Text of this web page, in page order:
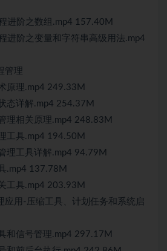
进阶之数组.mp4 157.40M
进阶之变量和字符串高级用法.mp4
管理
原理.mp4 249.33M
态详解.mp4 254.37M
理相关原理.mp4 248.83M
工具.mp4 194.50M
理工具详解.mp4 94.79M
.mp4 137.78M
工具.mp4 203.93M
应用-压缩工具、计划任务和系统启
和信号管理.mp4 297.17M